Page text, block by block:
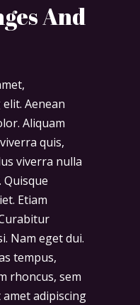
And
Aenean
Aliquam
quis,
viverra nulla
Etiam
Nam eget dui.
tempus,
rhoncus, sem
adipiscing